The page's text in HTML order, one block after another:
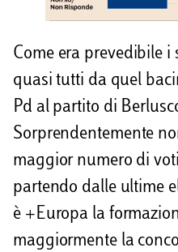
Come era prevedibile i
quasi tutti da quel
Pd al partito di
Sorprendentemente
maggior numero di
partendo dalle ultime
è +Europa la
maggiormente la